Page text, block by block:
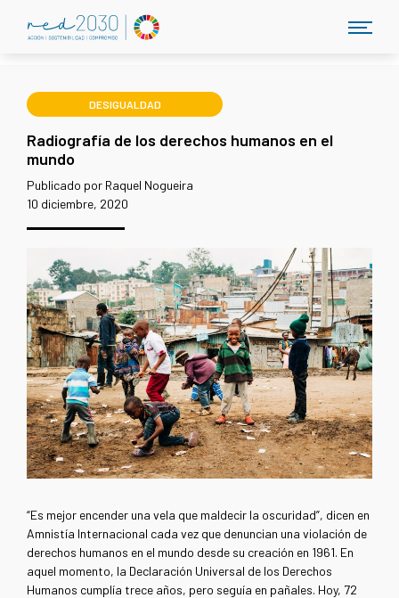
DESIGUALDAD
Radiografía de los derechos humanos en el
mundo
Publicado por Raquel Nogueira
10 diciembre, 2020
“Es mejor encender una vela que maldecir la oscuridad”, dicen en
Amnistía Internacional cada vez que denuncian una violación de
derechos humanos en el mundo desde su creación en 1961. En
aquel momento, la Declaración Universal de los Derechos
Humanos cumplía trece años, pero seguía en pañales. Hoy, 72